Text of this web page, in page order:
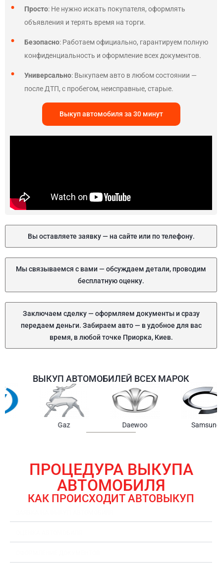
Просто: Не нужно искать покупателя, оформлять
объявления и терять время на торги.
Безопасно: Работаем официально, гарантируем полную
конфиденциальность и оформление всех документов.
Универсально: Выкупаем авто в любом состоянии —
после ДТП, с пробегом, неисправные, старые.
Выкуп автомобиля за 30 минут
Вы оставляете заявку — на сайте или по телефону.
Мы связываемся с вами — обсуждаем детали, проводим
бесплатную оценку.
Заключаем сделку — оформляем документы и сразу
передаем деньги. Забираем авто — в удобное для вас
время, в любой точке Приорка, Киев.
ВЫКУП АВТОМОБИЛЕЙ ВСЕХ МАРОК
Chrysler
ПРОЦЕДУРА ВЫКУПА
АВТОМОБИЛЯ
КАК ПРОИСХОДИТ АВТОВЫКУП